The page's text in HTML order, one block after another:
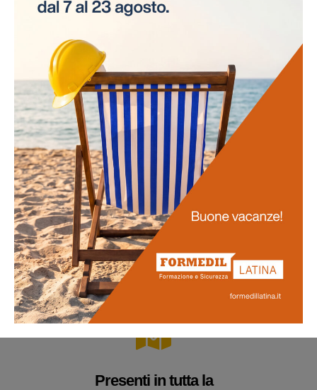
necessità di interruzioni per gli esami. Questo
approccio innovativo non solo risparmia tempo alle
Promozione
della salute
La salute dei lavoratori rappresenta il fulcro di questo
progetto. Favoriamo uno stile di vita salutare tra il
personale e sosteniamo attivamente la prevenzione
delle malattie professionali. Ci impegniamo
nell'obiettivo di potenziare la vostra salute e il vostro
benessere generale.
Presenti in tutta la